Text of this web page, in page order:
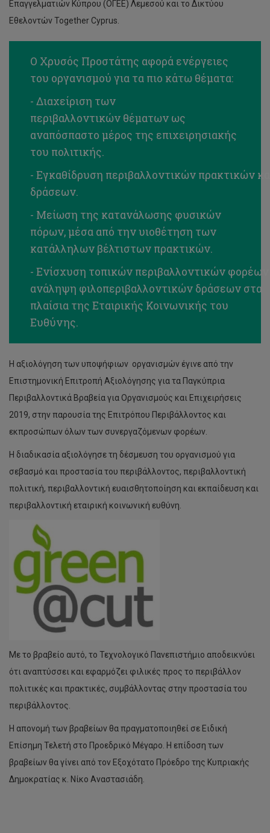
Επαγγελματιών Κύπρου (ΟΓΕΕ) Λεμεσού και το Δικτύου
Εθελοντών Together Cyprus.
Ο Χρυσός Προστάτης αφορά ενέργειες
του οργανισμού για τα πιο κάτω θέματα:
- Διαχείριση των
περιβαλλοντικών θέματων ως
αναπόσπαστο μέρος της επιχειρησιακής
του πολιτικής.
- Εγκαθίδρυση περιβαλλοντικών πρακτικών
δράσεων.
- Μείωση της κατανάλωσης φυσικών
πόρων, μέσα από την υιοθέτηση των
κατάλληλων βέλτιστων πρακτικών.
- Ενίσχυση τοπικών περιβαλλοντικών φορέων
ανάληψη φιλοπεριβαλλοντικών δράσεων στα
πλαίσια της Εταιρικής Κοινωνικής του
Ευθύνης.
Η αξιολόγηση των υποψήφιων οργανισμών έγινε από την
Επιστημονική Επιτροπή Αξιολόγησης για τα Παγκύπρια
Περιβαλλοντικά Βραβεία για Οργανισμούς και Επιχειρήσεις
2019, στην παρουσία της Επιτρόπου Περιβάλλοντος και
εκπροσώπων όλων των συνεργαζόμενων φορέων.
Η διαδικασία αξιολόγησε τη δέσμευση του οργανισμού για
σεβασμό και προστασία του περιβάλλοντος, περιβαλλοντική
πολιτική, περιβαλλοντική ευαισθητοποίηση και εκπαίδευση και
περιβαλλοντική εταιρική κοινωνική ευθύνη.
Με το βραβείο αυτό, το Τεχνολογικό Πανεπιστήμιο αποδεικνύει
ότι αναπτύσσει και εφαρμόζει φιλικές προς το περιβάλλον
πολιτικές και πρακτικές, συμβάλλοντας στην προστασία του
περιβάλλοντος.
Η απονομή των βραβείων θα πραγματοποιηθεί σε Ειδική
Επίσημη Τελετή στο Προεδρικό Μέγαρο. Η επίδοση των
βραβείων θα γίνει από τον Εξοχότατο Πρόεδρο της Κυπριακής
Δημοκρατίας κ. Νίκο Αναστασιάδη.